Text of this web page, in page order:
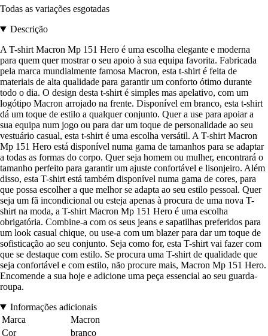
Todas as variações esgotadas
Descrição
A T-shirt Macron Mp 151 Hero é uma escolha elegante e moderna
para quem quer mostrar o seu apoio à sua equipa favorita. Fabricada
pela marca mundialmente famosa Macron, esta t-shirt é feita de
materiais de alta qualidade para garantir um conforto ótimo durante
todo o dia. O design desta t-shirt é simples mas apelativo, com um
logótipo Macron arrojado na frente. Disponível em branco, esta t-shirt
dá um toque de estilo a qualquer conjunto. Quer a use para apoiar a
sua equipa num jogo ou para dar um toque de personalidade ao seu
vestuário casual, esta t-shirt é uma escolha versátil. A T-shirt Macron
Mp 151 Hero está disponível numa gama de tamanhos para se adaptar
a todas as formas do corpo. Quer seja homem ou mulher, encontrará o
tamanho perfeito para garantir um ajuste confortável e lisonjeiro. Além
disso, esta T-shirt está também disponível numa gama de cores, para
que possa escolher a que melhor se adapta ao seu estilo pessoal. Quer
seja um fã incondicional ou esteja apenas à procura de uma nova T-
shirt na moda, a T-shirt Macron Mp 151 Hero é uma escolha
obrigatória. Combine-a com os seus jeans e sapatilhas preferidos para
um look casual chique, ou use-a com um blazer para dar um toque de
sofisticação ao seu conjunto. Seja como for, esta T-shirt vai fazer com
que se destaque com estilo. Se procura uma T-shirt de qualidade que
seja confortável e com estilo, não procure mais, Macron Mp 151 Hero.
Encomende a sua hoje e adicione uma peça essencial ao seu guarda-
roupa.
Informações adicionais
Marca
Macron
Cor
branco